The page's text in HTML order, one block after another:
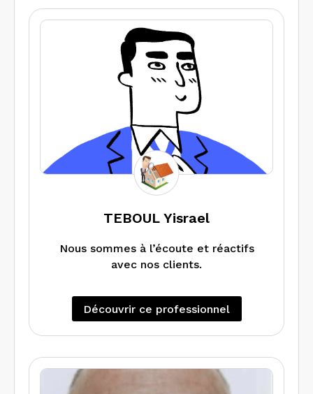
TEBOUL Yisrael
Nous sommes à l’écoute et réactifs
avec nos clients.
Découvrir ce professionnel